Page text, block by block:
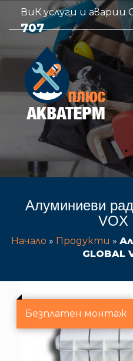
ВиК услуги и аварии
707
Алуминиеви
VOX
Начало » Продукти »
GLOBAL
Безплатен монтаж